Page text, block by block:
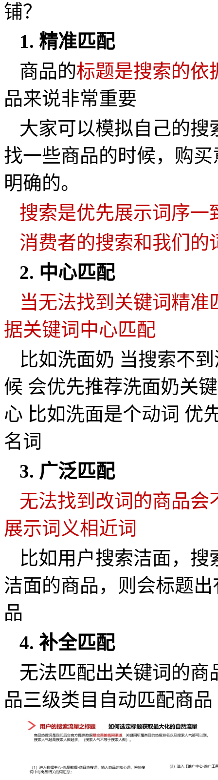
铺？
1. 精准匹配
商品的标题是搜索的依
品来说非常重要
大家可以模拟自己的搜
找一些商品的时候，购
明确的。
搜索是优先展示词序一
消费者的搜索和我们的
2. 中心匹配
当无法找到关键词精准
据关键词中心匹配
比如洗面奶 当搜索不
候 会优先推荐洗面奶关
心 比如洗面是个动词 优
名词
3. 广泛匹配
无法找到改词的商品会
展示词义相近词
比如用户搜索洁面，搜
洁面的商品，则会标题
品
4. 补全匹配
无法匹配出关键词的商
品三级类目自动匹配商品